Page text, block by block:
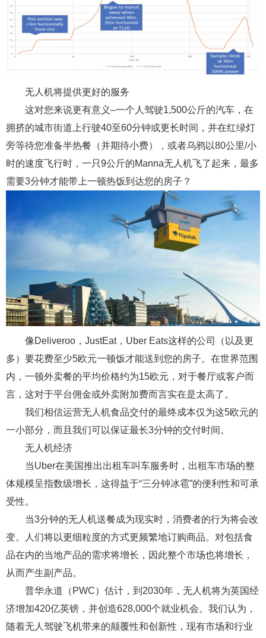
无人机将提供更好的服务
这对您来说更有意义–一个人驾驶1,500公斤的汽车，在
拥挤的城市街道上行驶40至60分钟或更长时间，并在红绿灯
旁等待您准备半热餐（并期待小费），或者乌鸦以80公里/小
时的速度飞行时，一只9公斤的Manna无人机飞了起来，最多
需要3分钟才能带上一顿热饭到达您的房子？
像Deliveroo，JustEat，Uber Eats这样的公司（以及更
多）要花费至少5欧元一顿饭才能送到您的房子。在世界范围
内，一顿外卖餐的平均价格约为15欧元，对于餐厅或客户而
言，这对于平台佣金或外卖附加费而言实在是太高了。
我们相信运营无人机食品交付的最终成本仅为这5欧元的
一小部分，而且我们可以保证最长3分钟的交付时间。
无人机经济
当Uber在美国推出出租车叫车服务时，出租车市场的整
体规模呈指数级增长，这得益于“三分钟冰雹”的便利性和可承
受性。
当3分钟的无人机送餐成为现实时，消费者的行为将会改
变。人们将以更细粒度的方式更频繁地订购商品。对包括食
品在内的当地产品的需求将增长，因此整个市场也将增长，
从而产生副产品。
普华永道（PWC）估计，到2030年，无人机将为英国经
济增加420亿英镑，并创造628,000个就业机会。我们认为，
随着无人驾驶飞机带来的颠覆性和创新性，现有市场和行业